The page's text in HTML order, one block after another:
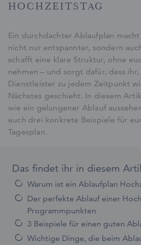
HOCHZEITSTAG
Ein durchdachter Ablaufplan
nicht nur entspannter, sondern
schafft eine klare Struktur, ohne
nehmen – und sorgt dafür, dass
Dienstleister zu jedem Zeitpunkt
Nächstes geschieht. In diesem
wie ein gelungener Ablauf
euch drei konkrete Beispiele für
Tagesplan.
Das findet ihr in diesem
Warum ist ein Ablaufplan
Der perfekte Ablauf einer
Programmpunkten
3 Beispiele für einen guten
Wichtige Dinge, die beim